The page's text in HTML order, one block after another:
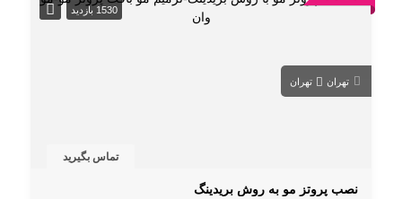
1530 بازدید
تهران تهران
تماس بگیرید
نصب پروتز مو به روش بریدینگ